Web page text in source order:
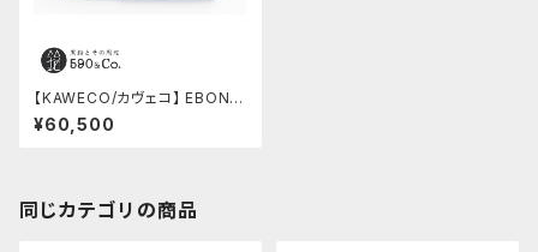
【KAWECO/カヴェコ】 EBONIT
Sport Set・万年筆 (EF/極細)
¥60,500
同じカテゴリの商品